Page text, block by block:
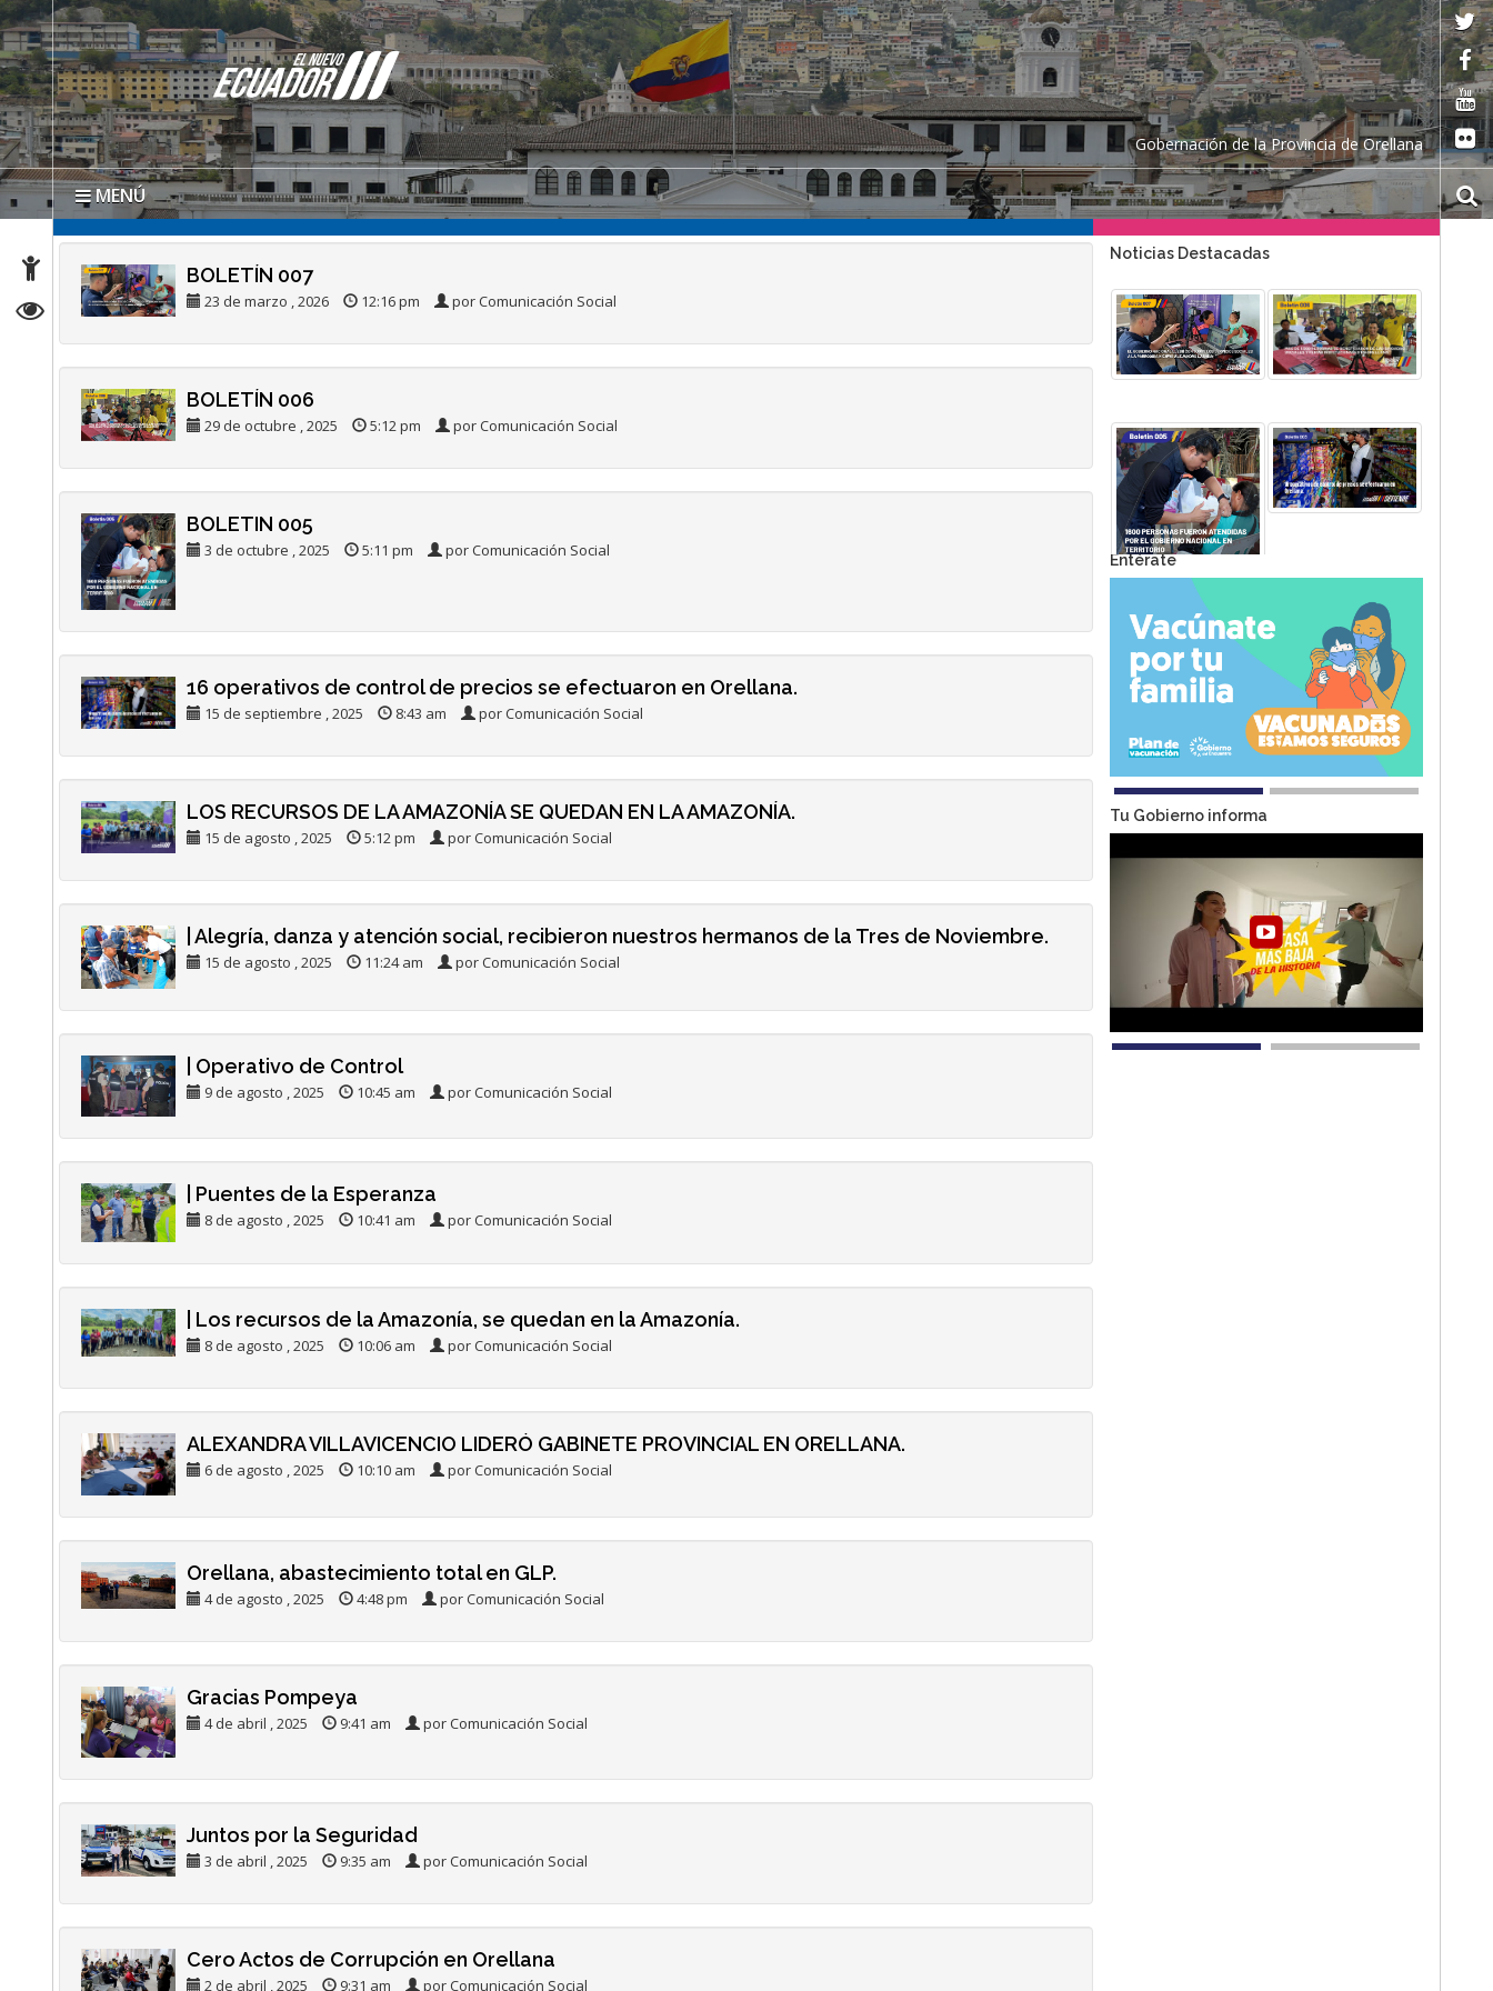
Gobernación de la Provincia de Orellana
MENÚ
BOLETÍN 007
23 de marzo , 2026 12:16 pm por Comunicación Social
BOLETÍN 006
29 de octubre , 2025 5:12 pm por Comunicación Social
BOLETIN 005
3 de octubre , 2025 5:11 pm por Comunicación Social
16 operativos de control de precios se efectuaron en Orellana.
15 de septiembre , 2025 8:43 am por Comunicación Social
LOS RECURSOS DE LA AMAZONÍA SE QUEDAN EN LA AMAZONÍA.
15 de agosto , 2025 5:12 pm por Comunicación Social
| Alegría, danza y atención social, recibieron nuestros hermanos de la Tres de Noviembre.
15 de agosto , 2025 11:24 am por Comunicación Social
| Operativo de Control
9 de agosto , 2025 10:45 am por Comunicación Social
| Puentes de la Esperanza
8 de agosto , 2025 10:41 am por Comunicación Social
| Los recursos de la Amazonía, se quedan en la Amazonía.
8 de agosto , 2025 10:06 am por Comunicación Social
ALEXANDRA VILLAVICENCIO LIDERÓ GABINETE PROVINCIAL EN ORELLANA.
6 de agosto , 2025 10:10 am por Comunicación Social
Orellana, abastecimiento total en GLP.
4 de agosto , 2025 4:48 pm por Comunicación Social
Gracias Pompeya
4 de abril , 2025 9:41 am por Comunicación Social
Juntos por la Seguridad
3 de abril , 2025 9:35 am por Comunicación Social
Cero Actos de Corrupción en Orellana
2 de abril , 2025 9:31 am por Comunicación Social
Noticias Destacadas
Entérate
Tu Gobierno informa